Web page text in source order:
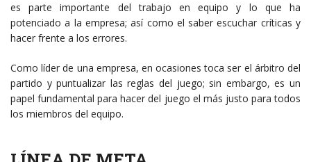
es parte importante del trabajo en equipo y lo que ha
potenciado a la empresa; así como el saber escuchar críticas y
hacer frente a los errores.
Como líder de una empresa, en ocasiones toca ser el árbitro del
partido y puntualizar las reglas del juego; sin embargo, es un
papel fundamental para hacer del juego el más justo para todos
los miembros del equipo.